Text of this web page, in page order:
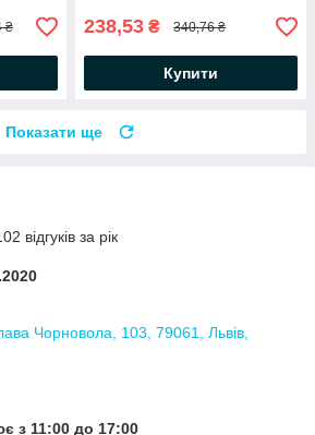
₴ 238,53 ₴ 340,76 ₴
Купити
Показати ще
відгуків за рік
Чорновола, 103, 79061, Львів,
з 11:00 до 17:00